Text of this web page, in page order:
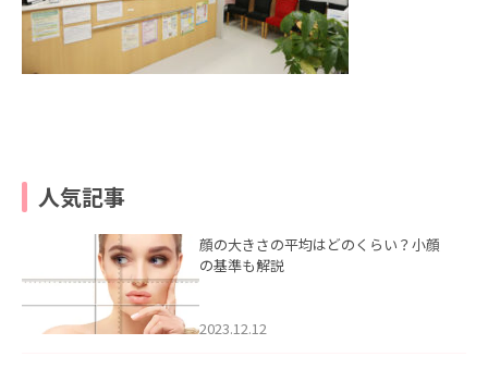
人気記事
顔の大きさの平均はどのくらい？小顔
の基準も解説
2023.12.12